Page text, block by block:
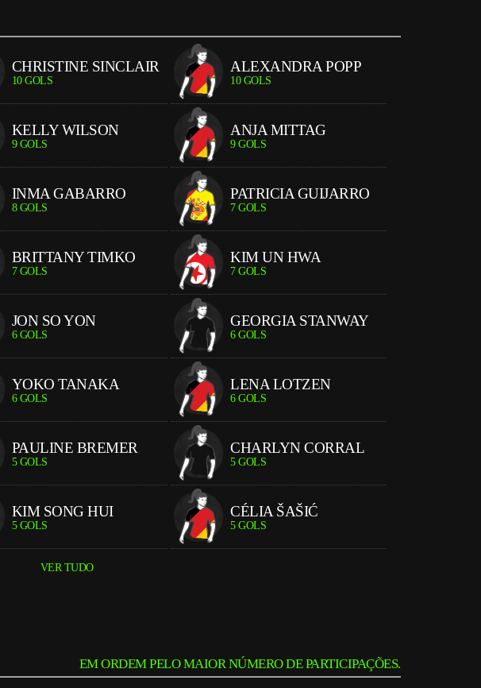
CHRISTINE SINCLAIR
10 GOLS
ALEXANDRA POPP
10 GOLS
KELLY WILSON
9 GOLS
ANJA MITTAG
9 GOLS
INMA GABARRO
8 GOLS
PATRICIA GUIJARRO
7 GOLS
BRITTANY TIMKO
7 GOLS
KIM UN HWA
7 GOLS
JON SO YON
6 GOLS
GEORGIA STANWAY
6 GOLS
YOKO TANAKA
6 GOLS
LENA LOTZEN
6 GOLS
PAULINE BREMER
5 GOLS
CHARLYN CORRAL
5 GOLS
KIM SONG HUI
5 GOLS
CÉLIA ŠAŠIĆ
5 GOLS
VER TUDO
EM ORDEM PELO MAIOR NÚMERO DE PARTICIPAÇÕES.